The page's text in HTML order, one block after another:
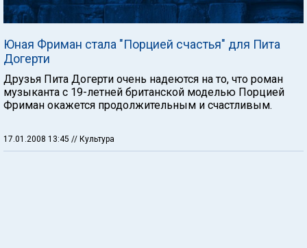
Юная Фриман стала "Порцией счастья" для Пита
Догерти
Друзья Пита Догерти очень надеются на то, что роман
музыканта с 19-летней британской моделью Порцией
Фриман окажется продолжительным и счастливым.
17.01.2008 13:45 // Культура